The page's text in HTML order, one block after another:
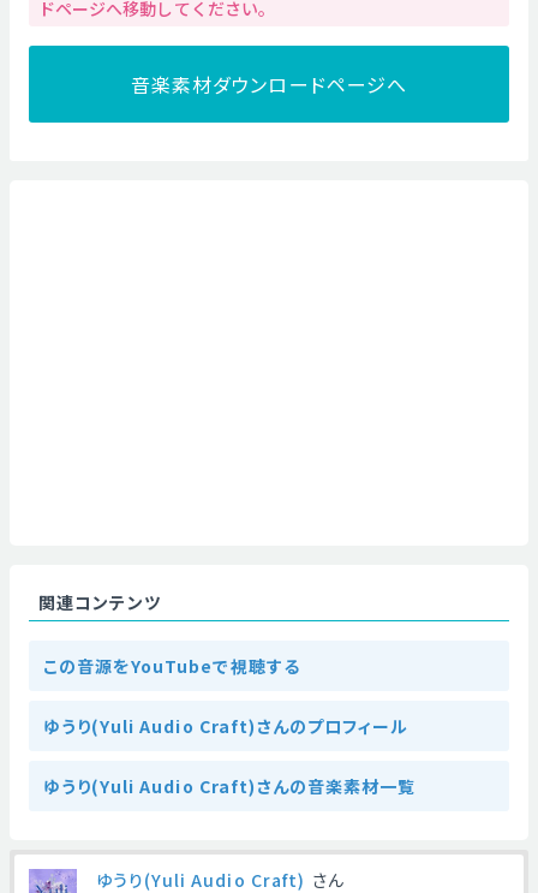
ドページへ移動してください。
音楽素材ダウンロードページへ
関連コンテンツ
この音源をYouTubeで視聴する
ゆうり(Yuli Audio Craft)さんのプロフィール
ゆうり(Yuli Audio Craft)さんの音楽素材一覧
ゆうり(Yuli Audio Craft) さん